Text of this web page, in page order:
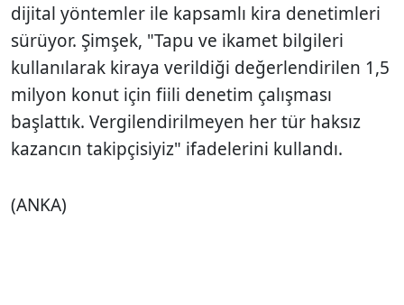
dijital yöntemler ile kapsamlı kira denetimleri
sürüyor. Şimşek, "Tapu ve ikamet bilgileri
kullanılarak kiraya verildiği değerlendirilen 1,5
milyon konut için fiili denetim çalışması
başlattık. Vergilendirilmeyen her tür haksız
kazancın takipçisiyiz" ifadelerini kullandı.
(ANKA)